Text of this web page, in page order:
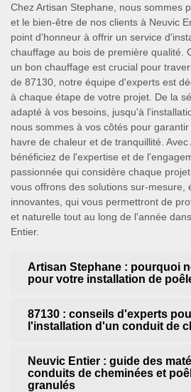
Chez Artisan Stephane, nous sommes
et le bien-être de nos clients à Neuvic
point d'honneur à offrir un service
chauffage au bois de première qualité.
un bon chauffage est crucial pour
de 87130, notre équipe d'experts est
à chaque étape de votre projet. De la
adapté à vos besoins, jusqu'à
nous sommes à vos côtés pour
havre de chaleur et de tranquillité.
bénéficiez de l'expertise et de
passionnée qui considère chaque
vous offrons des solutions sur-mesure,
innovantes, qui vous permettront de
et naturelle tout au long de l'année
Entier.
Artisan Stephane : pourquoi
pour votre installation de
87130 : conseils d'experts
l'installation d'un conduit de
Neuvic Entier : guide des
conduits de cheminées et
granulés